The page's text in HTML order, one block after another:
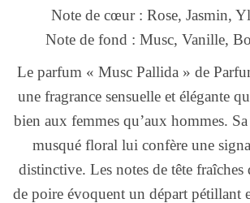
Note de cœur : Rose, Jasmin,
Note de fond : Musc, Vanille,
Le parfum « Musc Pallida » de
une fragrance sensuelle et élégante
bien aux femmes qu’aux hommes.
musqué floral lui confère une
distinctive. Les notes de tête fraîches
de poire évoquent un départ pétillant